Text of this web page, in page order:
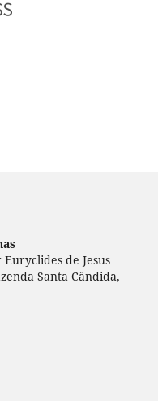
de Jesus
Santa Cândida,